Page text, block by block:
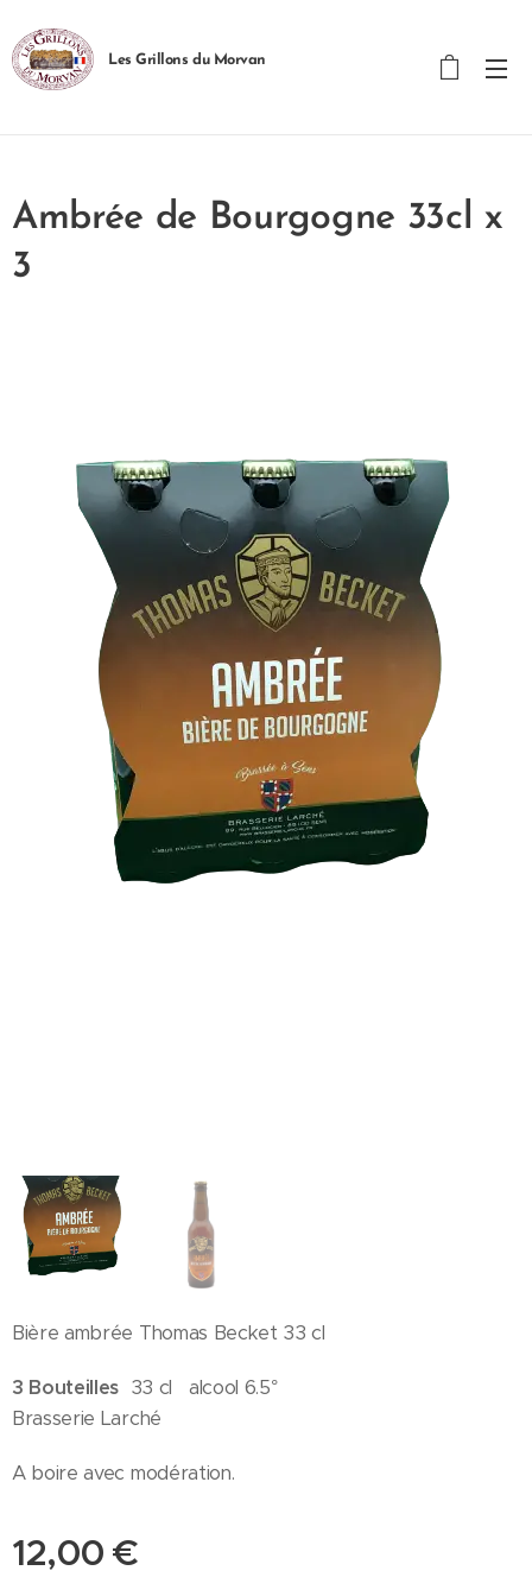
Les Grillons du Morvan
Ambrée de Bourgogne 33cl x
3
Bière ambrée Thomas Becket 33 cl
3 Bouteilles 33 cl alcool 6.5°
Brasserie Larché
A boire avec modération.
12,00 €